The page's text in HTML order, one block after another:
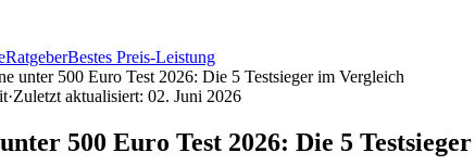
RatgeberBestes Preis-Leistung
unter 500 Euro Test 2026: Die 5 Testsieger im Vergleich
·Zuletzt aktualisiert: 02. Juni 2026
500 Euro Test 2026: Die 5